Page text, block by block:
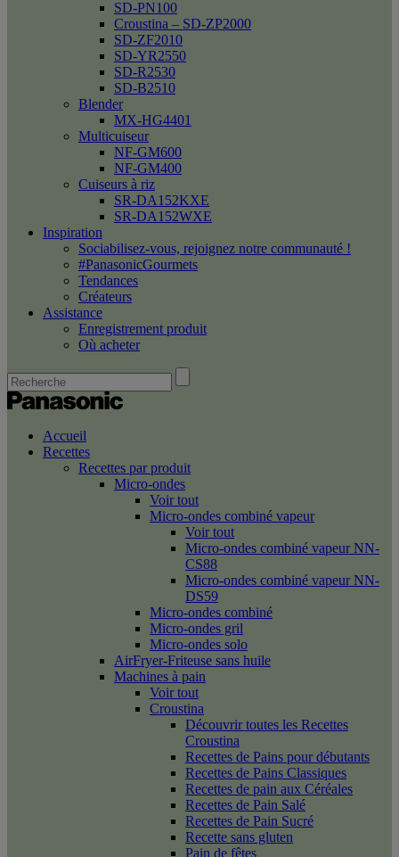
SD-PN100
Croustina – SD-ZP2000
SD-ZF2010
SD-YR2550
SD-R2530
SD-B2510
Blender
MX-HG4401
Multicuiseur
NF-GM600
NF-GM400
Cuiseurs à riz
SR-DA152KXE
SR-DA152WXE
Inspiration
Sociabilisez-vous, rejoignez notre communauté !
#PanasonicGourmets
Tendances
Créateurs
Assistance
Enregistrement produit
Où acheter
Accueil
Recettes
Recettes par produit
Micro-ondes
Voir tout
Micro-ondes combiné vapeur
Voir tout
Micro-ondes combiné vapeur NN-
CS88
Micro-ondes combiné vapeur NN-
DS59
Micro-ondes combiné
Micro-ondes gril
Micro-ondes solo
AirFryer-Friteuse sans huile
Machines à pain
Voir tout
Croustina
Découvrir toutes les Recettes
Croustina
Recettes de Pains pour débutants
Recettes de Pains Classiques
Recettes de pain aux Céréales
Recettes de Pain Salé
Recettes de Pain Sucré
Recette sans gluten
Pain de fêtes